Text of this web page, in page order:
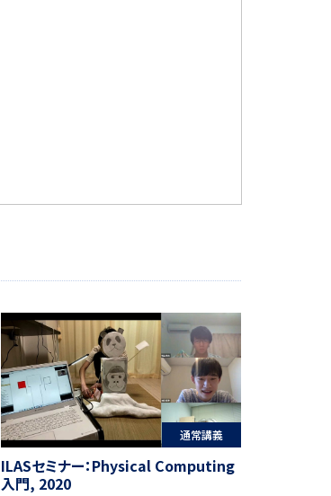
通常講義
ILASセミナー：Physical Computing
入門, 2020